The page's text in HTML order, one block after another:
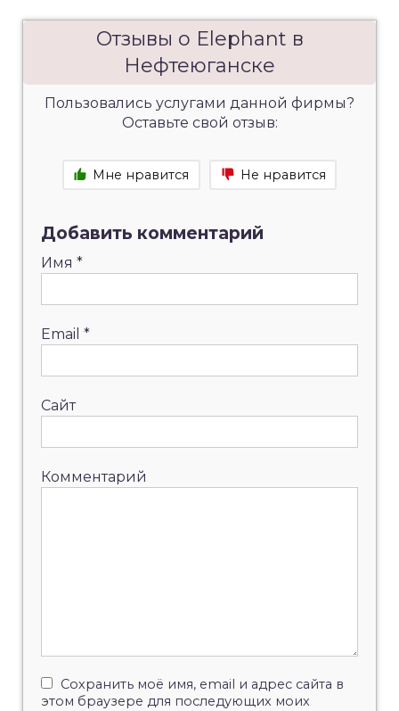
Отзывы о Elephant в
Нефтеюганске
Пользовались услугами данной фирмы?
Оставьте свой отзыв:
Мне нравится Не нравится
Добавить комментарий
Имя *
Email *
Сайт
Комментарий
Сохранить моё имя, email и адрес сайта в
этом браузере для последующих моих